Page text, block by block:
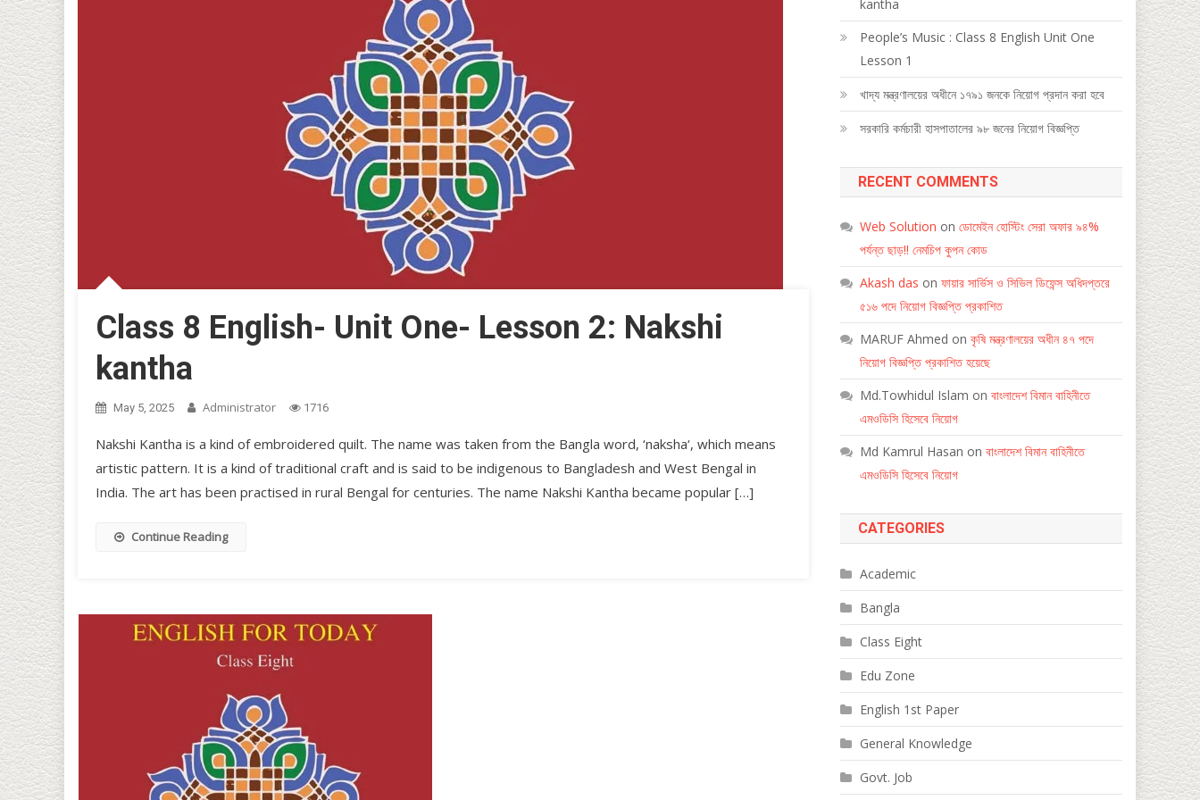
Class 8 English- Unit One- Lesson 2: Nakshi
kantha
May 5, 2025 Administrator 1716
Nakshi Kantha is a kind of embroidered quilt. The name was taken from the Bangla word, ‘naksha‘, which means
artistic pattern. It is a kind of traditional craft and is said to be indigenous to Bangladesh and West Bengal in
India. The art has been practised in rural Bengal for centuries. The name Nakshi Kantha became popular […]
Continue Reading
kantha
People’s Music : Class 8 English Unit One
Lesson 1
খাদ্য মন্ত্রণালয়ের অধীনে ১৭৯১ জনকে নিয়োগ প্রদান করা হবে
সরকারি কর্মচারী হাসপাতালের ৯৮ জনের নিয়োগ বিজ্ঞপ্তি
RECENT COMMENTS
Web Solution onডোমেইন হোস্টিং সেরা অফার ৯৪%
পর্যন্ত ছাড়!! নেমচিপ কুপন কোড
Akash das onফায়ার সার্ভিস ও সিভিল ডিফেন্স অধিদপ্তরে
৫১৬ পদে নিয়োগ বিজ্ঞপ্তি প্রকাশিত
MARUF Ahmed onকৃষি মন্ত্রণালয়ের অধীন ৪৭ পদে
নিয়োগ বিজ্ঞপ্তি প্রকাশিত হয়েছে
Md.Towhidul Islam onবাংলাদেশ বিমান বাহিনীতে
এমওডিসি হিসেবে নিয়োগ
Md Kamrul Hasan onবাংলাদেশ বিমান বাহিনীতে
এমওডিসি হিসেবে নিয়োগ
CATEGORIES
Academic
Bangla
Class Eight
Edu Zone
English 1st Paper
General Knowledge
Govt. Job